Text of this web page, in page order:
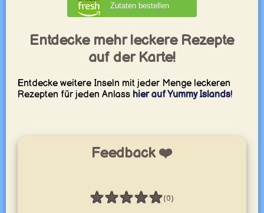
Zutaten bestellen
Entdecke mehr leckere Rezepte
auf der Karte!
Entdecke weitere Inseln mit jeder Menge leckeren
Rezepten für jeden Anlass hier auf Yummy Islands!
Feedback ❤️
★★★★★
Bewertung: 0 / 5 (0)